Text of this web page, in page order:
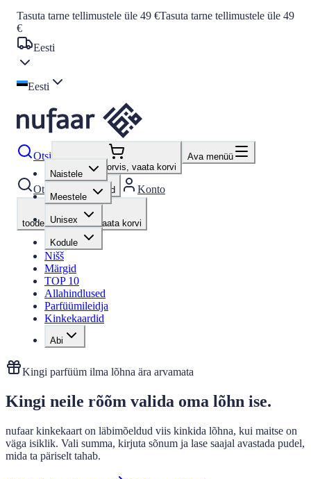
Tasuta tarne tellimustele üle 49 €Tasuta tarne tellimustele üle 49
€
Eesti
Eesti
Otsi
toodet ostukorvis, vaata korvi
Ava menüü
Otsi Lemmikud Konto
toodet ostukorvis, vaata korvi
Naistele
Meestele
Unisex
Kodule
Nišš
Märgid
TOP 10
Allahindlused
Parfüümileidja
Kinkekaardid
Abi
Kingi parfüüm ilma lõhna ära arvamata
Kingi neile rõõm valida oma lõhn ise.
nufaar kinkekaart on läbimõeldud viis kinkida lõhna, kui maitse on
väga isiklik. Vali summa, kirjuta sõnum ja lase saajal avastada pudel,
mida ta päriselt tahab.